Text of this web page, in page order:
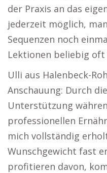
der Praxis an das
jederzeit möglich,
Sequenzen noch
Lektionen beliebig oft
Ulli aus Halenbeck-
Anschauung: Durch
Unterstützung
professionellen
mich vollständig
Wunschgewicht fast
profitieren davon,